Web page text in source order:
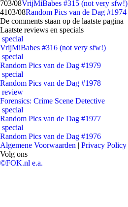
703/08VrijMiBabes #315 (not very sfw!)
4103/08Random Pics van de Dag #1974
De comments staan op de laatste pagina
Laatste reviews en specials
special
VrijMiBabes #316 (not very sfw!)
special
Random Pics van de Dag #1979
special
Random Pics van de Dag #1978
review
Forensics: Crime Scene Detective
special
Random Pics van de Dag #1977
special
Random Pics van de Dag #1976
Algemene Voorwaarden | Privacy Policy
Volg ons
©FOK.nl e.a.